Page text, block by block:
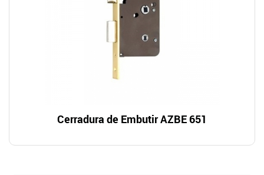
Cerradura de Embutir AZBE 651